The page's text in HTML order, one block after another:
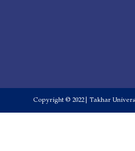
Copyright © 2022 | Takhar